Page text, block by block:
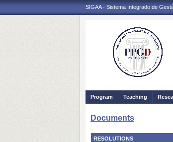
SIGAA - Sistema Integrado de
Program Teaching
Documents
RESOLUTIONS